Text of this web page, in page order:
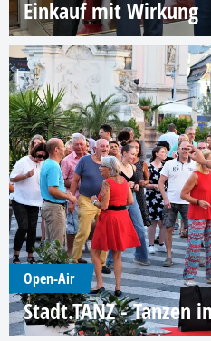
Einkauf mit Wirkung
Open-Air
Stadt.TANZ - Tanzen